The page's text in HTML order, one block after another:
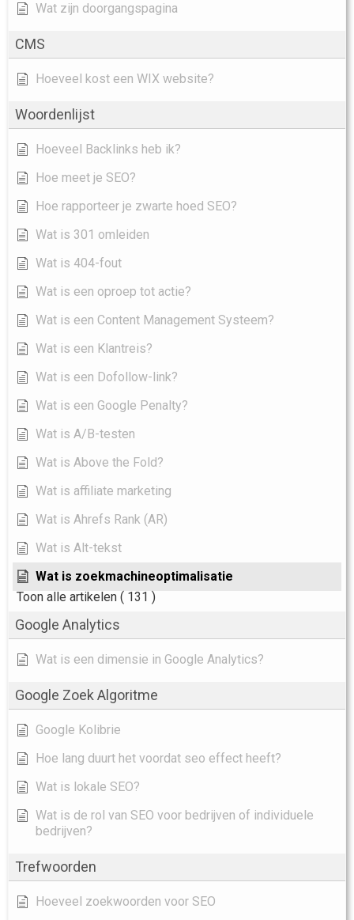
Wat zijn doorgangspagina
CMS
Hoeveel kost een WIX website?
Woordenlijst
Hoeveel Backlinks heb ik?
Hoe meet je SEO?
Hoe rapporteer je zwarte hoed SEO?
Wat is 301 omleiden
Wat is 404-fout
Wat is een oproep tot actie?
Wat is een Content Management Systeem?
Wat is een Klantreis?
Wat is een Dofollow-link?
Wat is een Google Penalty?
Wat is A/B-testen
Wat is Above the Fold?
Wat is affiliate marketing
Wat is Ahrefs Rank (AR)
Wat is Alt-tekst
Wat is zoekmachineoptimalisatie
Toon alle artikelen ( 131 )
Google Analytics
Wat is een dimensie in Google Analytics?
Google Zoek Algoritme
Google Kolibrie
Hoe lang duurt het voordat seo effect heeft?
Wat is lokale SEO?
Wat is de rol van SEO voor bedrijven of individuele
bedrijven?
Trefwoorden
Hoeveel zoekwoorden voor SEO